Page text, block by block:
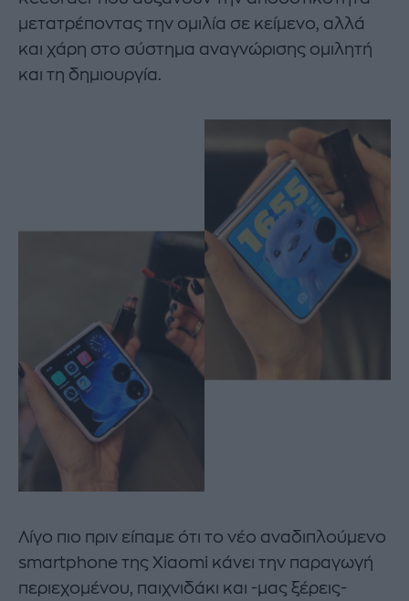
μετατρέποντας την ομιλία σε κείμενο, αλλά
και χάρη στο σύστημα αναγνώρισης ομιλητή
και τη δημιουργία.
Λίγο πιο πριν είπαμε ότι το νέο αναδιπλούμενο
smartphone της Xiaomi κάνει την παραγωγή
περιεχομένου, παιχνιδάκι και -μας ξέρεις-